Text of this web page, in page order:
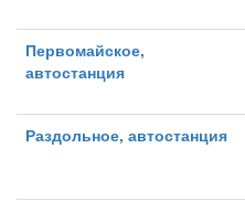
Первомайское,
автостанция
Раздольное, автостанция